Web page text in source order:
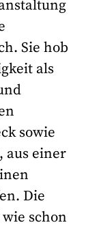
Sie hob
als
sowie
aus einer
Die
schon